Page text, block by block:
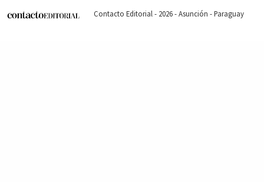
Contacto Editorial - 2026 - Asunción - Paraguay